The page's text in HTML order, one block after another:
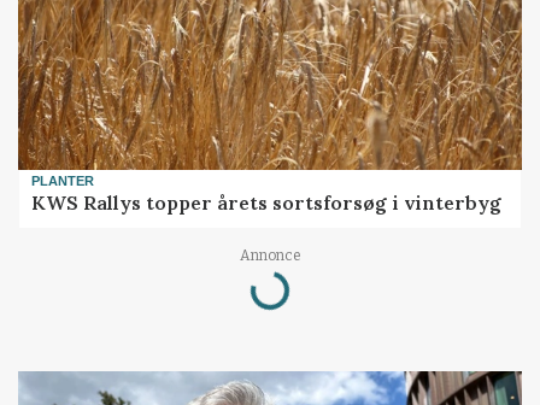
PLANTER
KWS Rallys topper årets sortsforsøg i vinterbyg
Annonce
Loading...